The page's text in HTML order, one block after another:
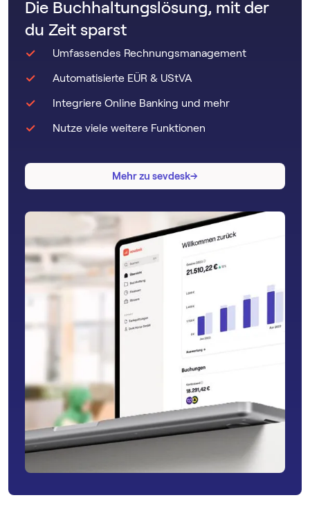
Die Buchhaltungslösung, mit der
du Zeit sparst
Umfassendes Rechnungsmanagement
Automatisierte EÜR & UStVA
Integriere Online Banking und mehr
Nutze viele weitere Funktionen
Mehr zu sevdesk→
→